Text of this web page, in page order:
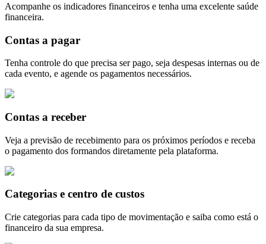
Acompanhe os indicadores financeiros e tenha uma excelente saúde
financeira.
Contas a pagar
Tenha controle do que precisa ser pago, seja despesas internas ou de
cada evento, e agende os pagamentos necessários.
Contas a receber
Veja a previsão de recebimento para os próximos períodos e receba
o pagamento dos formandos diretamente pela plataforma.
Categorias e centro de custos
Crie categorias para cada tipo de movimentação e saiba como está o
financeiro da sua empresa.